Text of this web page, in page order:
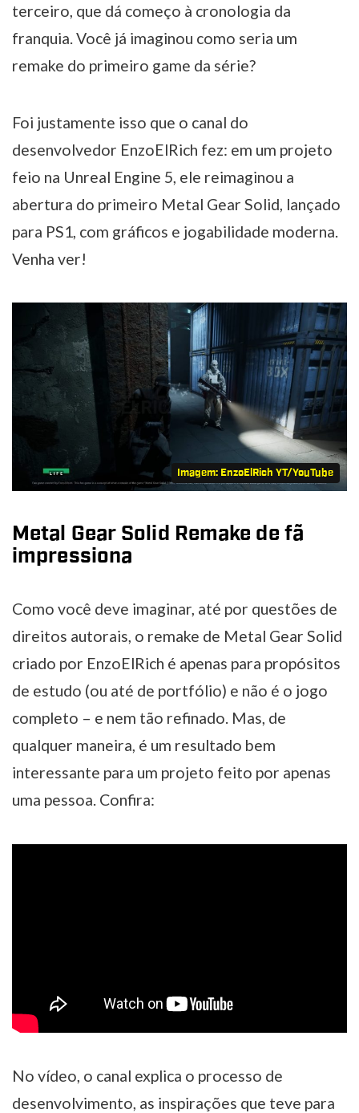
terceiro, que dá começo à cronologia da
franquia. Você já imaginou como seria um
remake do primeiro game da série?
Foi justamente isso que o canal do
desenvolvedor EnzoElRich fez: em um projeto
feio na Unreal Engine 5, ele reimaginou a
abertura do primeiro Metal Gear Solid, lançado
para PS1, com gráficos e jogabilidade moderna.
Venha ver!
Imagem: EnzoElRich YT/YouTube
Metal Gear Solid Remake de fã
impressiona
Como você deve imaginar, até por questões de
direitos autorais, o remake de Metal Gear Solid
criado por EnzoElRich é apenas para propósitos
de estudo (ou até de portfólio) e não é o jogo
completo – e nem tão refinado. Mas, de
qualquer maneira, é um resultado bem
interessante para um projeto feito por apenas
uma pessoa. Confira:
No vídeo, o canal explica o processo de
desenvolvimento, as inspirações que teve para